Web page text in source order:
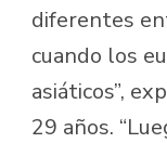
diferentes
cuando los
asiáticos”,
29 años.